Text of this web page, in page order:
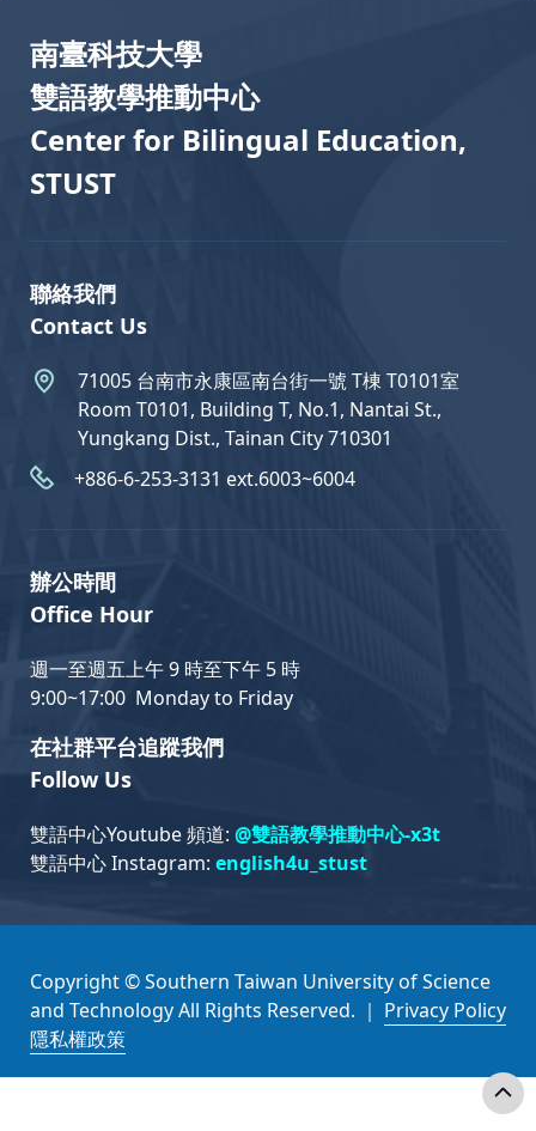
南臺科技大學
雙語教學推動中心
Center for Bilingual Education,
STUST
聯絡我們
Contact Us
71005 台南市永康區南台街一號 T棟 T0101室
Room T0101, Building T, No.1, Nantai St.,
Yungkang Dist., Tainan City 710301
+886-6-253-3131 ext.6003~6004
辦公時間
Office Hour
週一至週五上午 9 時至下午 5 時
9:00~17:00 Monday to Friday
在社群平台追蹤我們
Follow Us
雙語中心Youtube 頻道: @雙語教學推動中心-x3t
雙語中心 Instagram: english4u_stust
Copyright © Southern Taiwan University of Science
and Technology All Rights Reserved. ｜ Privacy Policy
隱私權政策